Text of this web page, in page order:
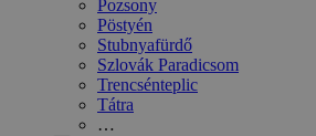
Pozsony
Pöstyén
Stubnyafürdő
Szlovák Paradicsom
Trencsénteplic
Tátra
…